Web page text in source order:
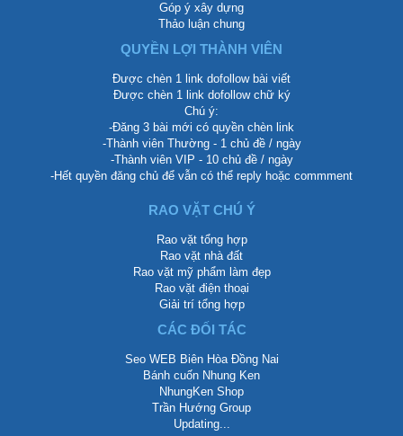
Góp ý xây dựng
Thảo luận chung
QUYỀN LỢI THÀNH VIÊN
Được chèn 1 link dofollow bài viết
Được chèn 1 link dofollow chữ ký
Chú ý:
-Đăng 3 bài mới có quyền chèn link
-Thành viên Thường - 1 chủ đề / ngày
-Thành viên VIP - 10 chủ đề / ngày
-Hết quyền đăng chủ để vẫn có thể reply hoặc commment
RAO VẶT CHÚ Ý
Rao vặt tổng hợp
Rao vặt nhà đất
Rao vặt mỹ phẩm làm đẹp
Rao vặt điện thoại
Giải trí tổng hợp
CÁC ĐỐI TÁC
Seo WEB Biên Hòa Đồng Nai
Bánh cuốn Nhung Ken
NhungKen Shop
Trần Hướng Group
Updating...